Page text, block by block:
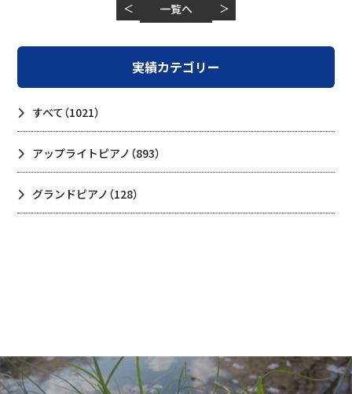
＜ 一覧へ ＞
実績カテゴリー
すべて（1021）
アップライトピアノ （893）
グランドピアノ （128）